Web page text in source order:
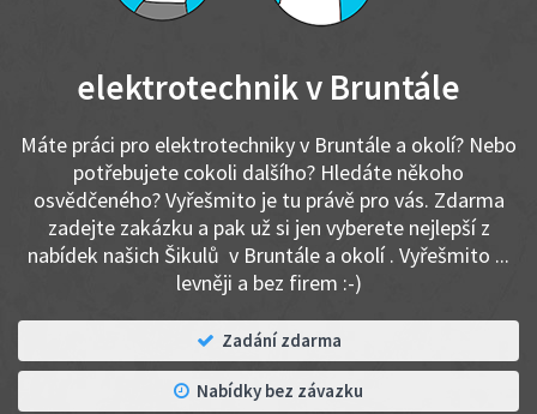
elektrotechnik v Bruntále
Máte práci pro elektrotechniky v Bruntále a okolí? Nebo
potřebujete cokoli dalšího? Hledáte někoho
osvědčeného? Vyřešmito je tu právě pro vás. Zdarma
zadejte zakázku a pak už si jen vyberete nejlepší z
nabídek našich Šikulů v Bruntále a okolí . Vyřešmito ...
levněji a bez firem :-)
Zadání zdarma
Nabídky bez závazku